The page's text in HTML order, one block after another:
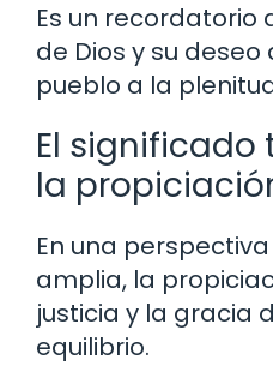
Es un
de Dios y su
pueblo a la
El
la
En una
amplia, la
justicia y la gracia
equilibrio.